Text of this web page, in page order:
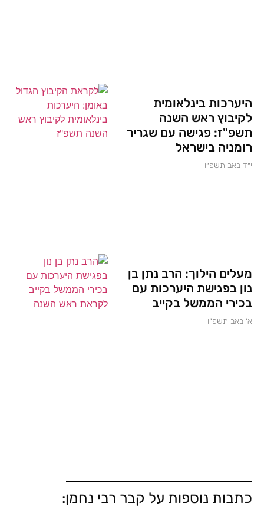
היערכות בינלאומית
לקיבוץ ראש השנה
תשפ"ז: פגישה עם שגריר
רומניה בישראל
י״ד באב תשפ״ו
מעלים הילוך: הרב נתן בן
נון בפגישת היערכות עם
בכירי הממשל בקייב
א׳ באב תשפ״ו
כתבות נוספות על קבר רבי נחמן: